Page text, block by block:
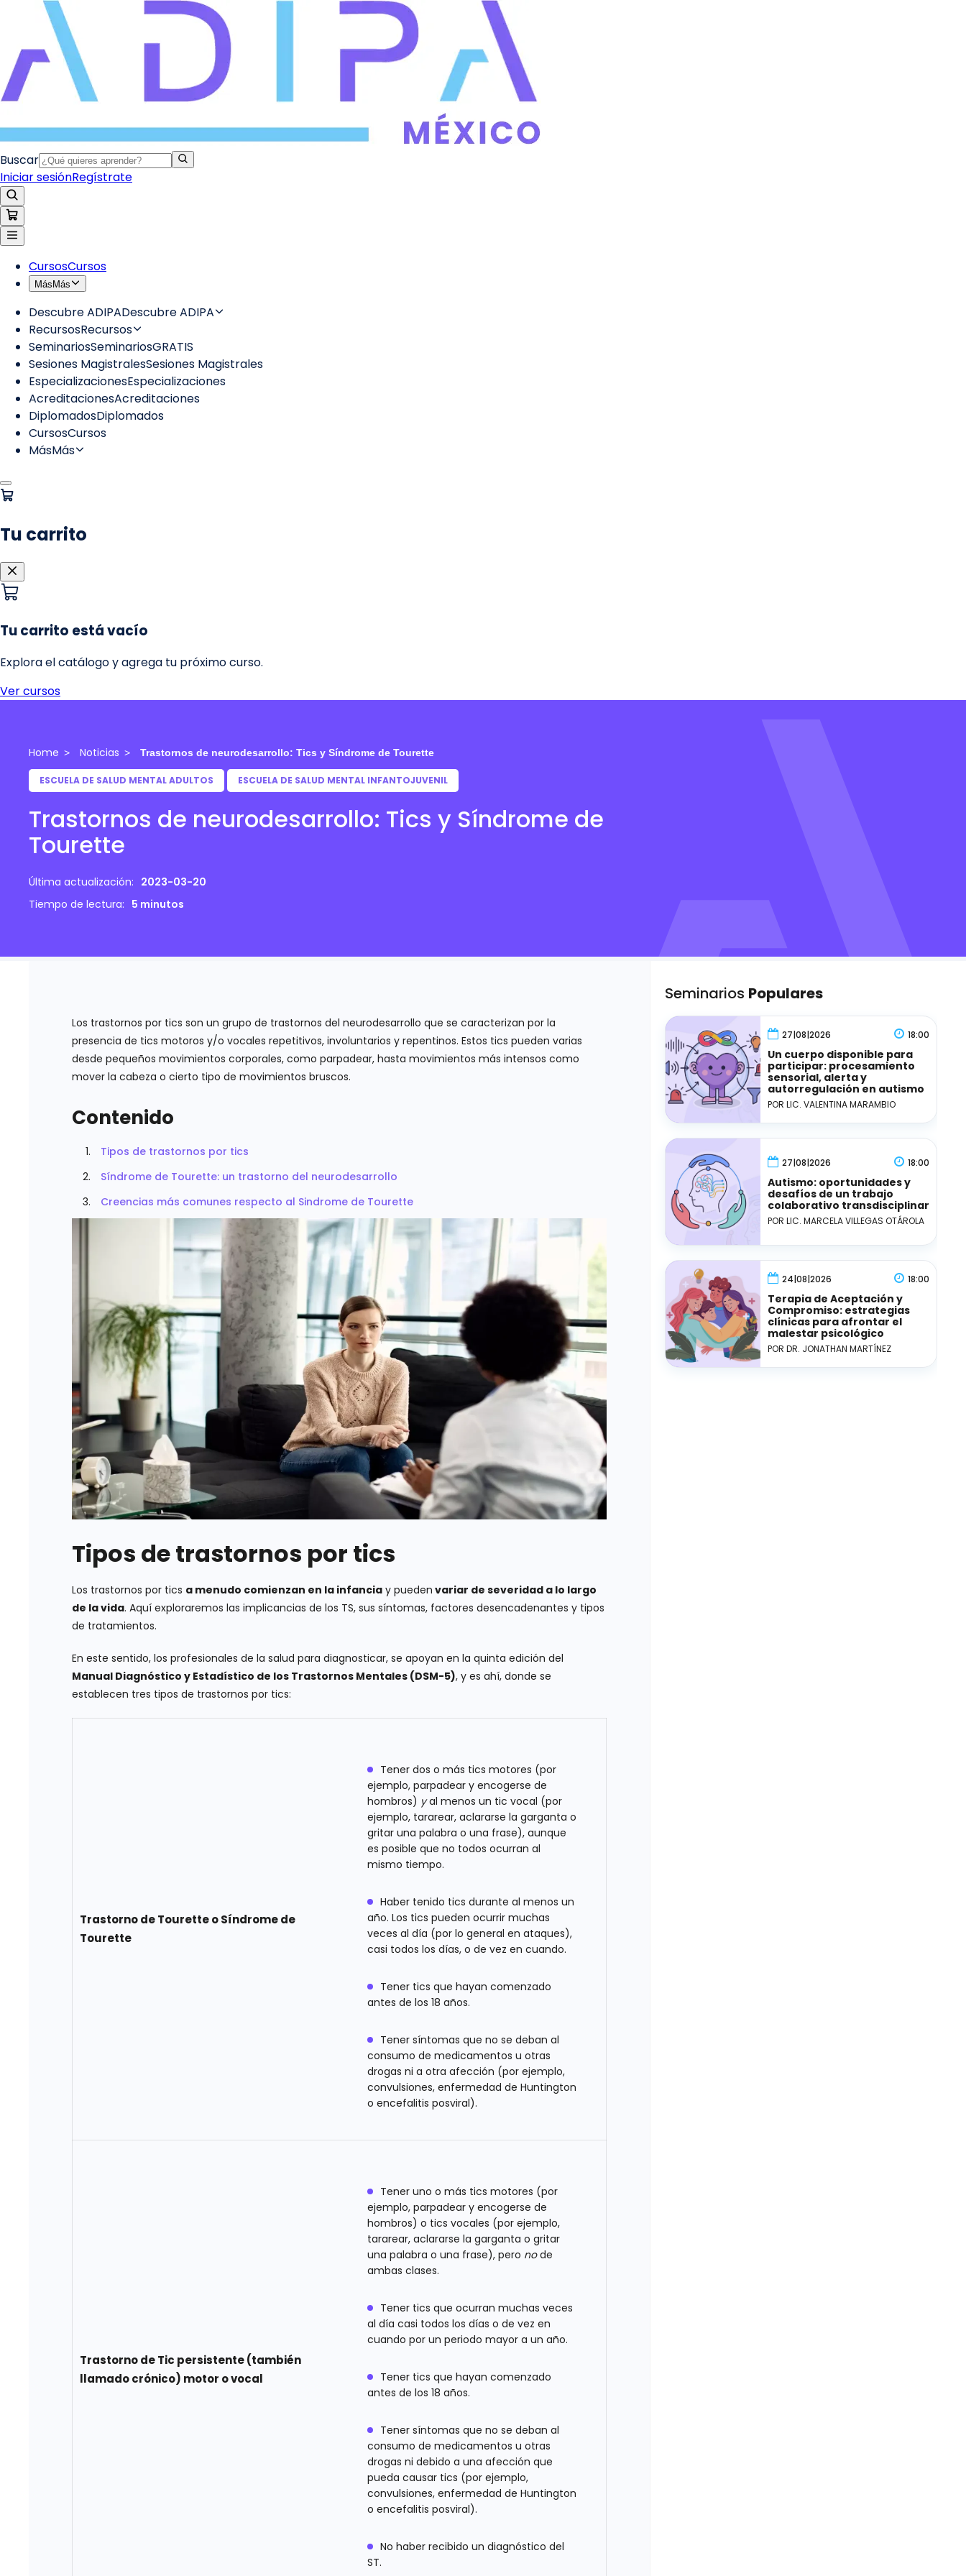
Home Noticias Trastornos de neurodesarrollo: Tics y Síndrome de Tourette
ESCUELA DE SALUD MENTAL ADULTOS ESCUELA DE SALUD MENTAL INFANTOJUVENIL
Trastornos de neurodesarrollo: Tics y Síndrome de
Tourette
Última actualización: 2023-03-20
Tiempo de lectura: 5 minutos
Los trastornos por tics son un grupo de trastornos del neurodesarrollo que se caracterizan por la
presencia de tics motoros y/o vocales repetitivos, involuntarios y repentinos. Estos tics pueden varias
desde pequeños movimientos corporales, como parpadear, hasta movimientos más intensos como
mover la cabeza o cierto tipo de movimientos bruscos.
Contenido
Tipos de trastornos por tics
Síndrome de Tourette: un trastorno del neurodesarrollo
Creencias más comunes respecto al Sindrome de Tourette
Tipos de trastornos por tics
Los trastornos por tics a menudo comienzan en la infancia y pueden variar de severidad a lo largo
de la vida. Aquí exploraremos las implicancias de los TS, sus síntomas, factores desencadenantes y tipos
de tratamientos.
En este sentido, los profesionales de la salud para diagnosticar, se apoyan en la quinta edición del
Manual Diagnóstico y Estadístico de los Trastornos Mentales (DSM-5), y es ahí, donde se
establecen tres tipos de trastornos por tics:
Trastorno de Tourette o Síndrome de
Tourette
Tener dos o más tics motores (por
ejemplo, parpadear y encogerse de
hombros) yal menos un tic vocal (por
ejemplo, tararear, aclararse la garganta o
gritar una palabra o una frase), aunque
es posible que no todos ocurran al
mismo tiempo.
Haber tenido tics durante al menos un
año. Los tics pueden ocurrir muchas
veces al día (por lo general en ataques),
casi todos los días, o de vez en cuando.
Tener tics que hayan comenzado
antes de los 18 años.
Tener síntomas que no se deban al
consumo de medicamentos u otras
drogas ni a otra afección (por ejemplo,
convulsiones, enfermedad de Huntington
o encefalitis posviral).
Trastorno de Tic persistente (también
llamado crónico) motor o vocal
Tener uno o más tics motores (por
ejemplo, parpadear y encogerse de
hombros) o tics vocales (por ejemplo,
tararear, aclararse la garganta o gritar
una palabra o una frase), pero node
ambas clases.
Tener tics que ocurran muchas veces
al día casi todos los días o de vez en
cuando por un periodo mayor a un año.
Tener tics que hayan comenzado
antes de los 18 años.
Tener síntomas que no se deban al
consumo de medicamentos u otras
drogas ni debido a una afección que
pueda causar tics (por ejemplo,
convulsiones, enfermedad de Huntington
o encefalitis posviral).
No haber recibido un diagnóstico del
ST.
Seminarios Populares
27|08|2026 18:00
Un cuerpo disponible para
participar: procesamiento
sensorial, alerta y
autorregulación en autismo
POR LIC. VALENTINA MARAMBIO
27|08|2026 18:00
Autismo: oportunidades y
desafíos de un trabajo
colaborativo transdisciplinar
POR LIC. MARCELA VILLEGAS OTÁROLA
24|08|2026 18:00
Terapia de Aceptación y
Compromiso: estrategias
clínicas para afrontar el
malestar psicológico
POR DR. JONATHAN MARTÍNEZ